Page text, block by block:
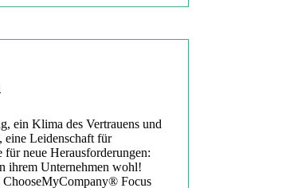
ein Klima des Vertrauens und
eine Leidenschaft für
für neue Herausforderungen:
ihrem Unternehmen wohl!
Focus